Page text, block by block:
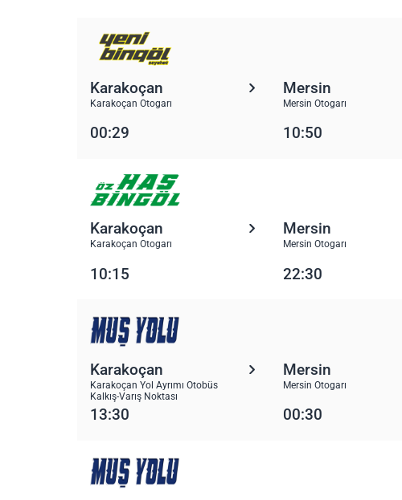
Karakoçan
Karakoçan Otogarı
Mersin
Mersin Otogarı
00:29 10:50
Karakoçan
Karakoçan Otogarı
Mersin
Mersin Otogarı
10:15 22:30
Karakoçan
Karakoçan Yol Ayrımı Otobüs
Kalkış-Varış Noktası
Mersin
Mersin Otogarı
13:30 00:30